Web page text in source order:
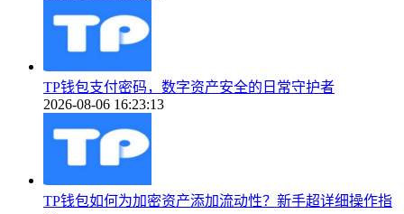
TP钱包支付密码，数字资产安全的日常守护者
2026-08-06 16:23:13
TP钱包如何为加密资产添加流动性？新手超详细操作指